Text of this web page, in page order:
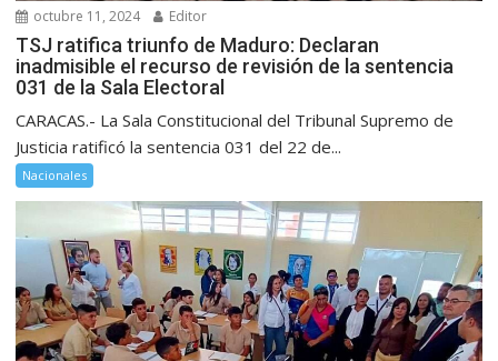
octubre 11, 2024 Editor
TSJ ratifica triunfo de Maduro: Declaran
inadmisible el recurso de revisión de la sentencia
031 de la Sala Electoral
CARACAS.- La Sala Constitucional del Tribunal Supremo de
Justicia ratificó la sentencia 031 del 22 de...
Nacionales